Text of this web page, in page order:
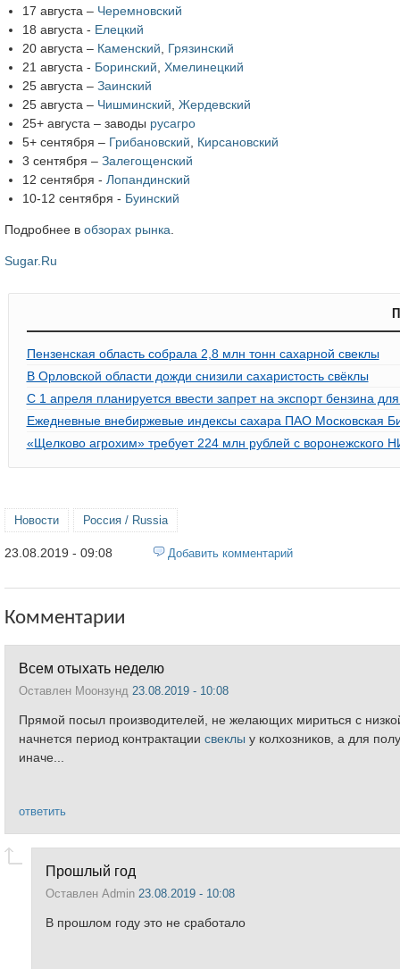
17 августа – Черемновский
18 августа - Елецкий
20 августа – Каменский
Грязинский
21 августа - Боринский Хмелинецкий
25 августа – Заинский
25 августа – Чишминский Жердевский
25+ августа – заводы русагро
5+ сентября – Грибановский
Кирсановский
3 сентября – Залегощенский
12 сентября - Лопандинский
10-12 сентября - Буинский
Подробнее в обзорах рынка
Sugar.Ru
Пензенская область собрала 2,8 млн тонн сахарной свеклы
В Орловской области дожди снизили сахаристость свёклы
С 1 апреля планируется ввести запрет на экспорт бензина
Ежедневные внебиржевые индексы сахара ПАО Московская
«Щелково агрохим» требует 224 млн рублей с воронежского
Новости Россия / Russia
23.08.2019 - 09:08 Добавить комментарий
Комментарии
Всем отыхать неделю
Оставлен Моонзунд 23.08.2019 - 10:08
Прямой посыл производителей, не желающих мириться с
начнется период контрактации свеклы у колхозников, а для
иначе...
ответить
Прошлый год
Оставлен Admin 23.08.2019 - 10:08
В прошлом году это не сработало